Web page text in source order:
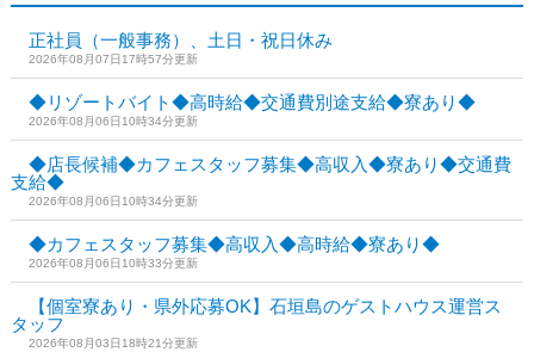
正社員（一般事務）、土日・祝日休み
2026年08月07日17時57分更新
◆リゾートバイト◆高時給◆交通費別途支給◆寮あり◆
2026年08月06日10時34分更新
◆店長候補◆カフェスタッフ募集◆高収入◆寮あり◆交通費
支給◆
2026年08月06日10時34分更新
◆カフェスタッフ募集◆高収入◆高時給◆寮あり◆
2026年08月06日10時33分更新
【個室寮あり・県外応募OK】石垣島のゲストハウス運営ス
タッフ
2026年08月03日18時21分更新